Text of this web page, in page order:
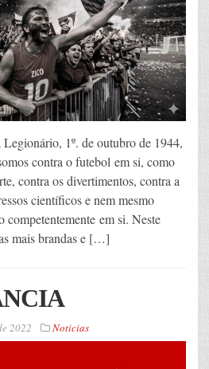
1º. de outubro de 1944,
contra o futebol em si, como
contra os divertimentos, contra a
científicos e nem mesmo
competentemente em si. Neste
mais brandas e […]
2022 Noticias